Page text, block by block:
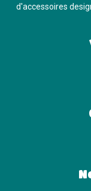
d'accessoires